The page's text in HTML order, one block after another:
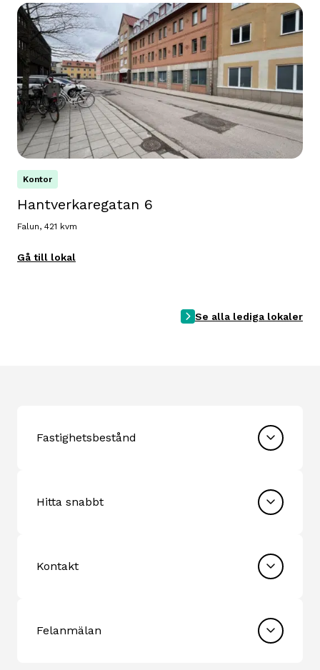
Kontor
Hantverkaregatan 6
Falun, 421 kvm
Gå till lokal
Se alla lediga lokaler
Fastighetsbestånd
Hitta snabbt
Kontakt
Felanmälan